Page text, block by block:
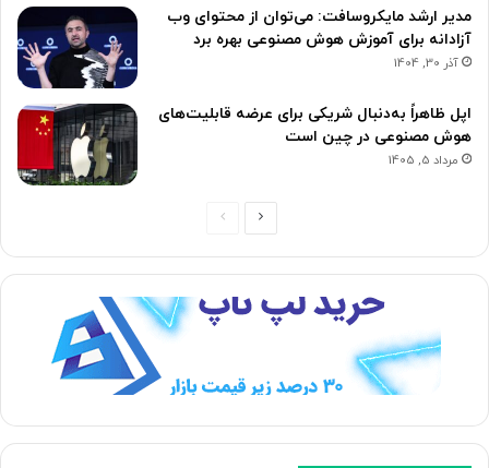
مدیر ارشد مایکروسافت: می‌توان از محتوای وب
آزادانه برای آموزش هوش مصنوعی بهره برد
آذر 30, 1404
اپل ظاهراً به‌دنبال شریکی برای عرضه قابلیت‌های
هوش مصنوعی در چین است
مرداد 5, 1405
صفحه
صفحه